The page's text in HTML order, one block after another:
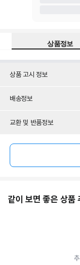
상품정보
상품 고시 정보
배송정보
교환 및 반품정보
같이 보면 좋은 상품